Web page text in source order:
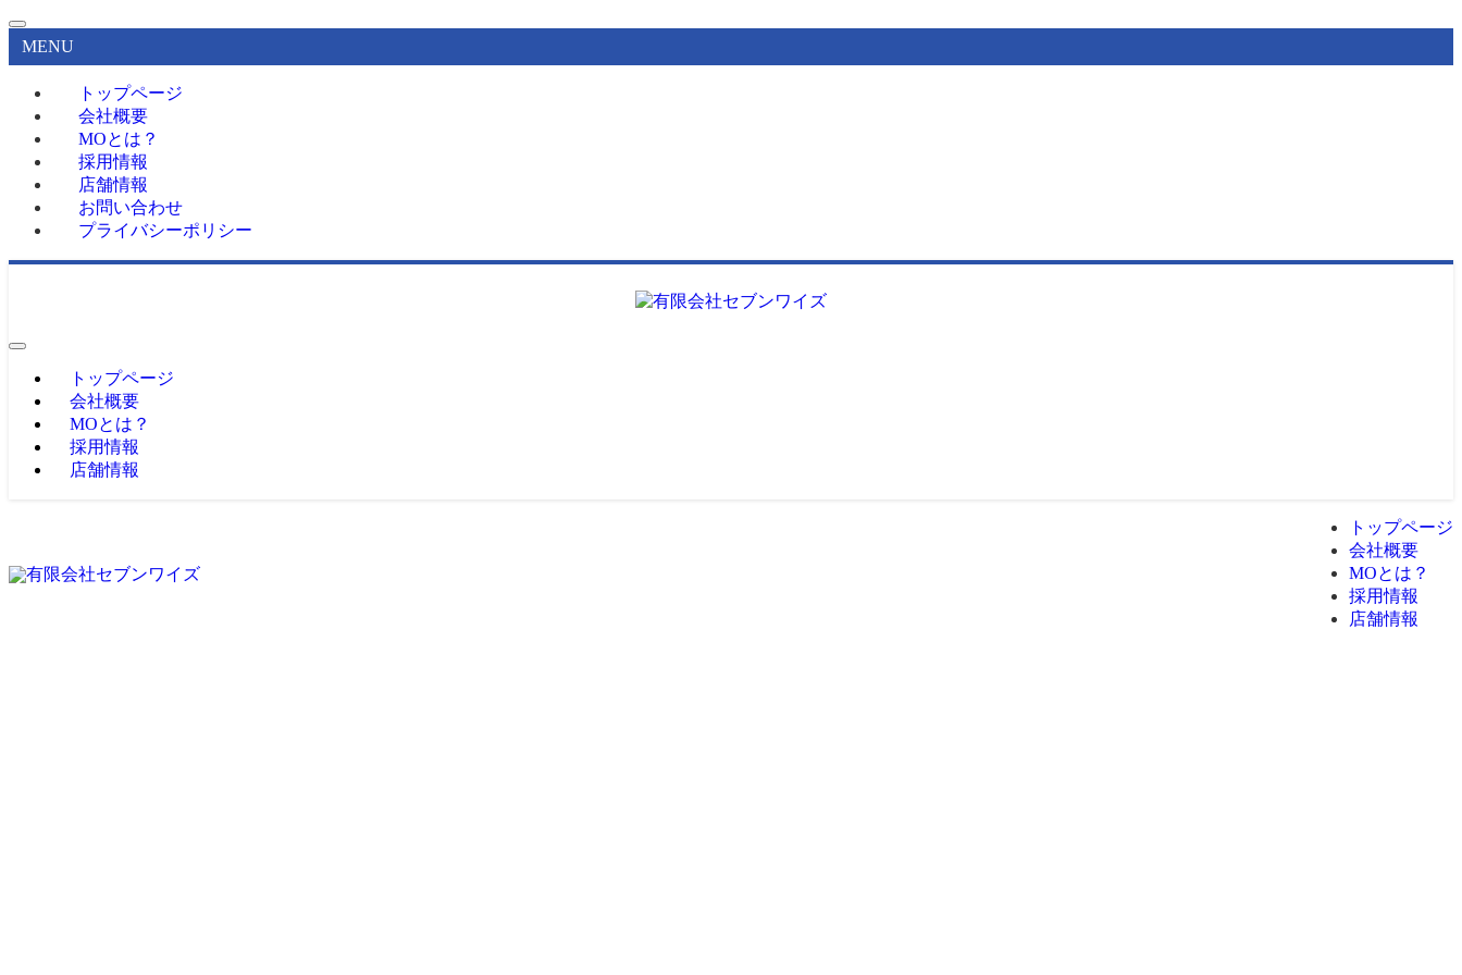
MENU
トップページ
会社概要
MOとは？
採用情報
店舗情報
お問い合わせ
プライバシーポリシー
トップページ
会社概要
MOとは？
採用情報
店舗情報
トップページ
会社概要
MOとは？
採用情報
店舗情報